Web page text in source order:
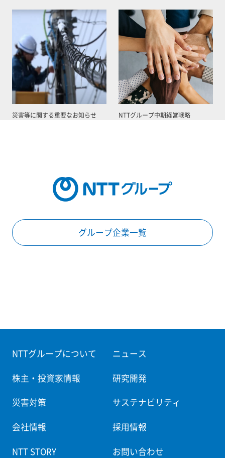
災害等に関する重要なお知らせ NTTグループ中期経営戦略
グループ企業一覧
NTTグループについて ニュース
株主・投資家情報 研究開発
災害対策 サステナビリティ
会社情報 採用情報
NTT STORY お問い合わせ